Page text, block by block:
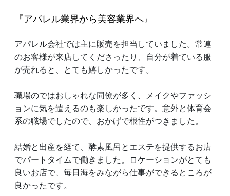
『アパレル業界から美容業界へ』
アパレル会社では主に販売を担当していました。常連
のお客様が来店してくださったり、自分が着ている服
が売れると、とても嬉しかったです。
職場のではおしゃれな同僚が多く、メイクやファッシ
ョンに気を遣えるのも楽しかったです。意外と体育会
系の職場でしたので、おかげで根性がつきました。
結婚と出産を経て、酵素風呂とエステを提供するお店
でパートタイムで働きました。ロケーションがとても
良いお店で、毎日海をみながら仕事ができるところが
良かったです。